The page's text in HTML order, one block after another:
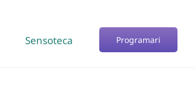
Sensoteca Programari